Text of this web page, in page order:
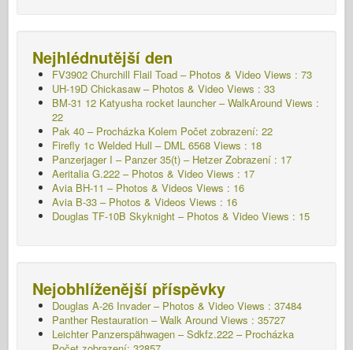
Nejhlédnutější den
FV3902 Churchill Flail Toad – Photos & Video Views : 73
UH-19D Chickasaw – Photos & Video Views : 33
BM-31 12 Katyusha rocket launcher – WalkAround Views :
22
Pak 40 – Procházka Kolem Počet zobrazení: 22
Firefly 1c Welded Hull – DML 6568 Views : 18
Panzerjager I – Panzer 35(t) – HetzerZobrazení : 17
Aeritalia G.222 – Photos & Video Views : 17
Avia BH-11 – Photos & Videos Views : 16
Avia B-33 – Photos & Videos Views : 16
Douglas TF-10B Skyknight – Photos & Video Views : 15
Nejobhlíženější příspěvky
Douglas A-26 Invader – Photos & Video Views : 37484
Panther Restauration – Walk Around Views : 35727
Leichter Panzerspähwagen – Sdkfz.222 – Procházka